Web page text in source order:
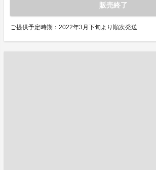
販売終了
ご提供予定時期：2022年3月下旬より順次発送